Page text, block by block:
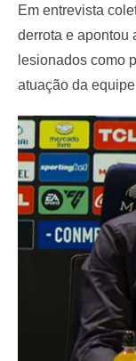
Em entrevista
derrota e apontou
lesionados como
atuação da